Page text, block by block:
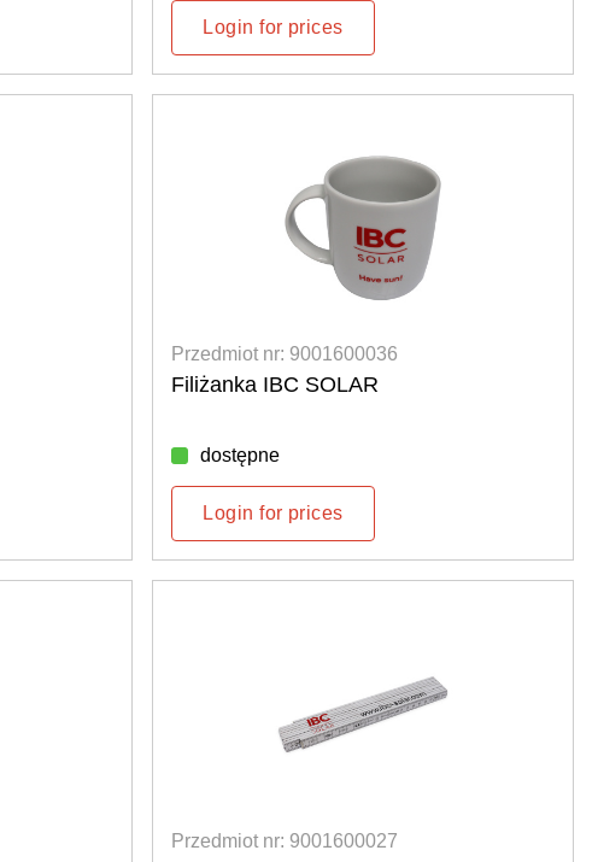
Login for prices
Przedmiot nr: 9001600036
Filiżanka IBC SOLAR
dostępne
Login for prices
Przedmiot nr: 9001600027